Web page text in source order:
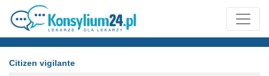
Citizen vigilante